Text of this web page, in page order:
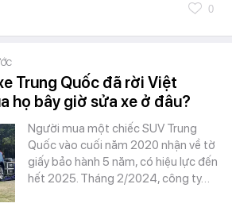
0
Trung Quốc đã rời Việt
họ bây giờ sửa xe ở đâu?
Người mua một chiếc SUV Trung
Quốc vào cuối năm 2020 nhận về tờ
giấy bảo hành 5 năm, có hiệu lực đến
hết 2025. Tháng 2/2024, công ty…